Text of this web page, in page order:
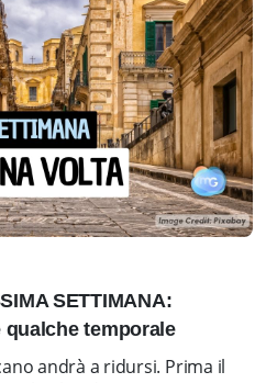
SETTIMANA:
temporale
andrà a ridursi. Prima il